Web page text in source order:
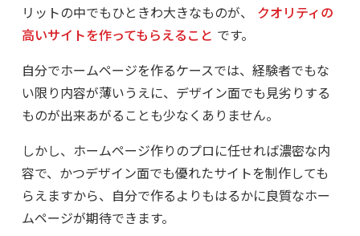
リットの中でもひときわ大きなものが、
クオリティの
高いサイトを作ってもらえること です。
自分でホームページを作るケースでは、経験者でもな
い限り内容が薄いうえに、デザイン面でも見劣りする
ものが出来あがることも少なくありません。
しかし、ホームページ作りのプロに任せれば濃密な内
容で、かつデザイン面でも優れたサイトを制作しても
らえますから、自分で作るよりもはるかに良質なホー
ムページが期待できます。